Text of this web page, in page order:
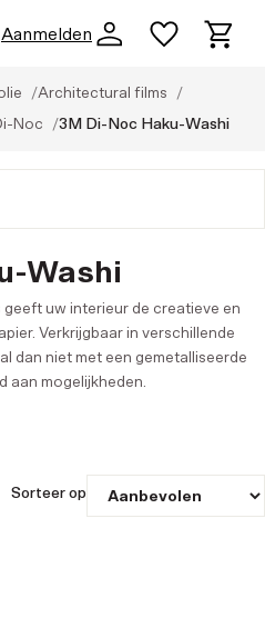
Aanmelden
Architectural films
Noc 3M Di-Noc Haku-Washi
Washi
uw interieur de creatieve en
Verkrijgbaar in verschillende
dan niet met een gemetalliseerde
aan mogelijkheden.
Sorteer op